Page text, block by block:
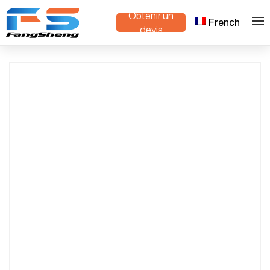
Obtenir un
devis
French
Maison > Produits Nursery Trolleys Company